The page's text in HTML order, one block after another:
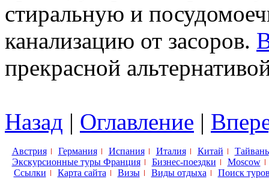
стиральную и
канализацию от засоров.
прекрасной
Назад | Оглавление |
Австрия Германия Испания Италия Китай
Тайвань
Экскурсионные туры Франция
Бизнес-поездки
Moscow
Ссылки
Карта сайта Визы Виды отдыха Поиск